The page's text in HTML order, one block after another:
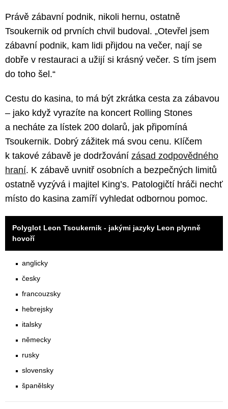
Právě zábavní podnik, nikoli hernu, ostatně
Tsoukernik od prvních chvil budoval. „Otevřel jsem
zábavní podnik, kam lidi přijdou na večer, nají se
dobře v restauraci a užijí si krásný večer. S tím jsem
do toho šel.“
Cestu do kasina, to má být zkrátka cesta za zábavou
– jako když vyrazíte na koncert Rolling Stones
a necháte za lístek 200 dolarů, jak připomíná
Tsoukernik. Dobrý zážitek má svou cenu. Klíčem
k takové zábavě je dodržování zásad zodpovědného
hraní. K zábavě uvnitř osobních a bezpečných limitů
ostatně vyzývá i majitel King’s. Patologičtí hráči nechť
místo do kasina zamíří vyhledat odbornou pomoc.
Polyglot Leon Tsoukernik - jakými jazyky Leon plynně
hovoří
anglicky
česky
francouzsky
hebrejsky
italsky
německy
rusky
slovensky
španělsky